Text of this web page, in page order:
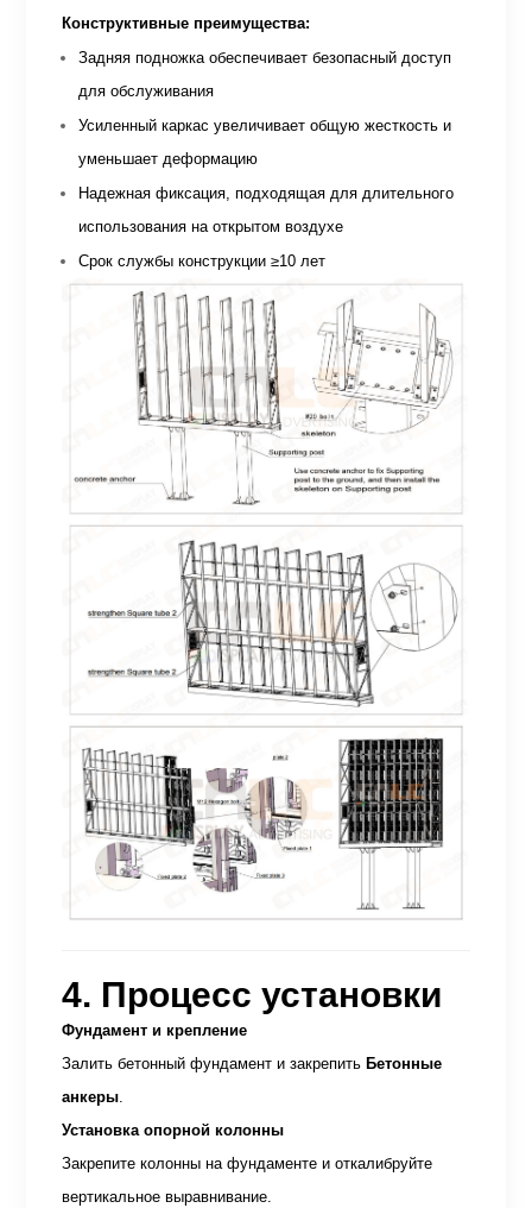
Конструктивные преимущества:
Задняя подножка обеспечивает безопасный доступ
для обслуживания
Усиленный каркас увеличивает общую жесткость и
уменьшает деформацию
Надежная фиксация, подходящая для длительного
использования на открытом воздухе
Срок службы конструкции ≥10 лет
4. Процесс установки
Фундамент и крепление
Залить бетонный фундамент и закрепить Бетонные
анкеры.
Установка опорной колонны
Закрепите колонны на фундаменте и откалибруйте
вертикальное выравнивание.